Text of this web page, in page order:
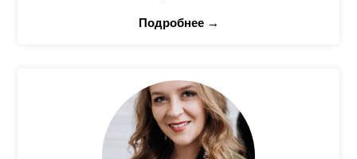
Подробнее →